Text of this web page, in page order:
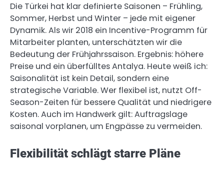
Die Türkei hat klar definierte Saisonen – Frühling,
Sommer, Herbst und Winter – jede mit eigener
Dynamik. Als wir 2018 ein Incentive-Programm für
Mitarbeiter planten, unterschätzten wir die
Bedeutung der Frühjahrssaison. Ergebnis: höhere
Preise und ein überfülltes Antalya. Heute weiß ich:
Saisonalität ist kein Detail, sondern eine
strategische Variable. Wer flexibel ist, nutzt Off-
Season-Zeiten für bessere Qualität und niedrigere
Kosten. Auch im Handwerk gilt: Auftragslage
saisonal vorplanen, um Engpässe zu vermeiden.
Flexibilität schlägt starre Pläne